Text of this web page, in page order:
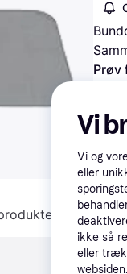
Prøv
Vi
Vi og
eller
ikke så
eller